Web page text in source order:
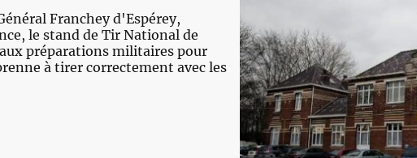
Franchey d'Espérey,
le stand de Tir National de
préparations militaires pour
à tirer correctement avec les